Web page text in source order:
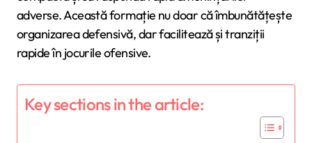
adverse. Această formație nu doar că îmbunătățește
organizarea defensivă, dar facilitează și tranziții
rapide în jocurile ofensive.
Key sections in the article: